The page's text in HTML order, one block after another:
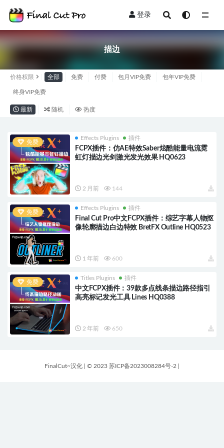
登录
描边
价格权限 全部 免费 付费 包月VIP免费 包年VIP免费
终身VIP免费
最新 随机 热度
免费
Effects Plugins 插件
FCPX插件：仿AE特效Saber炫酷能量电流霓
虹灯描边光剑激光发光效果 HQ0623
2 月前 144
免费
Effects Plugins 插件
Final Cut Pro中文FCPX插件：综艺字幕人物抠
像轮廓描边白边特效 BretFX Outline HQ0523
1 年前 600
免费
Titles Plugins 插件
中文FCPX插件：39款多点线条描边路径指引
高亮标记发光工具 Lines HQ0388
2 年前 650
FinalCut~汉化 © 2023 苏ICP备2023008284号-2